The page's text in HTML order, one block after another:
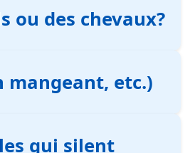
ou des chevaux?
mangeant, etc.)
qui silent